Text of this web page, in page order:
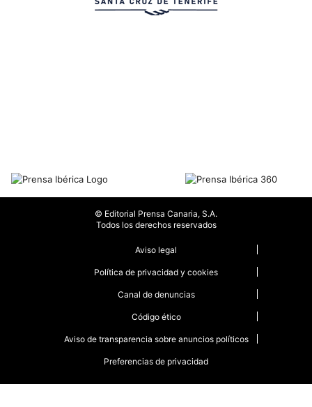
© Editorial Prensa Canaria, S.A.
Todos los derechos reservados
Aviso legal
Política de privacidad y cookies
Canal de denuncias
Código ético
Aviso de transparencia sobre anuncios políticos
Preferencias de privacidad